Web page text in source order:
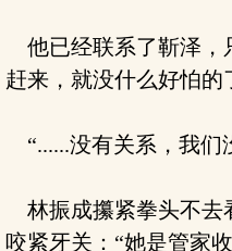
他已经联系了靳泽，
赶来，就没什么好怕的
“......没有关系，我们
林振成攥紧拳头不去
咬紧牙关：“她是管家